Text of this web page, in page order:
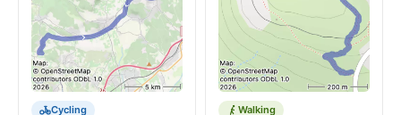
Cycling Walking